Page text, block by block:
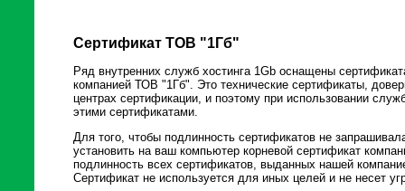
Сертификат ТОВ "1Гб"
Ряд внутренних служб хостинга 1Gb оснащены
компанией ТОВ "1Гб". Это технические сертификаты,
центрах сертификации, и поэтому при использовании
этими сертификатами.
Для того, чтобы подлинность сертификатов не
установить на ваш компьютер корневой сертификат
подлинность всех сертификатов, выданных нашей
Сертификат не используется для иных целей и не несет